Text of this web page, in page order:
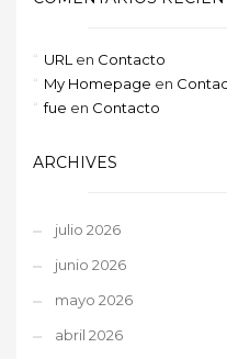
URL en Contacto
My Homepage en
fue en Contacto
ARCHIVES
julio 2026
junio 2026
mayo 2026
abril 2026